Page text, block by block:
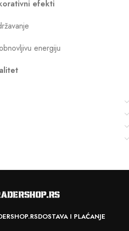
efekti
energiju
DOSTAVA I PLAĆANJE